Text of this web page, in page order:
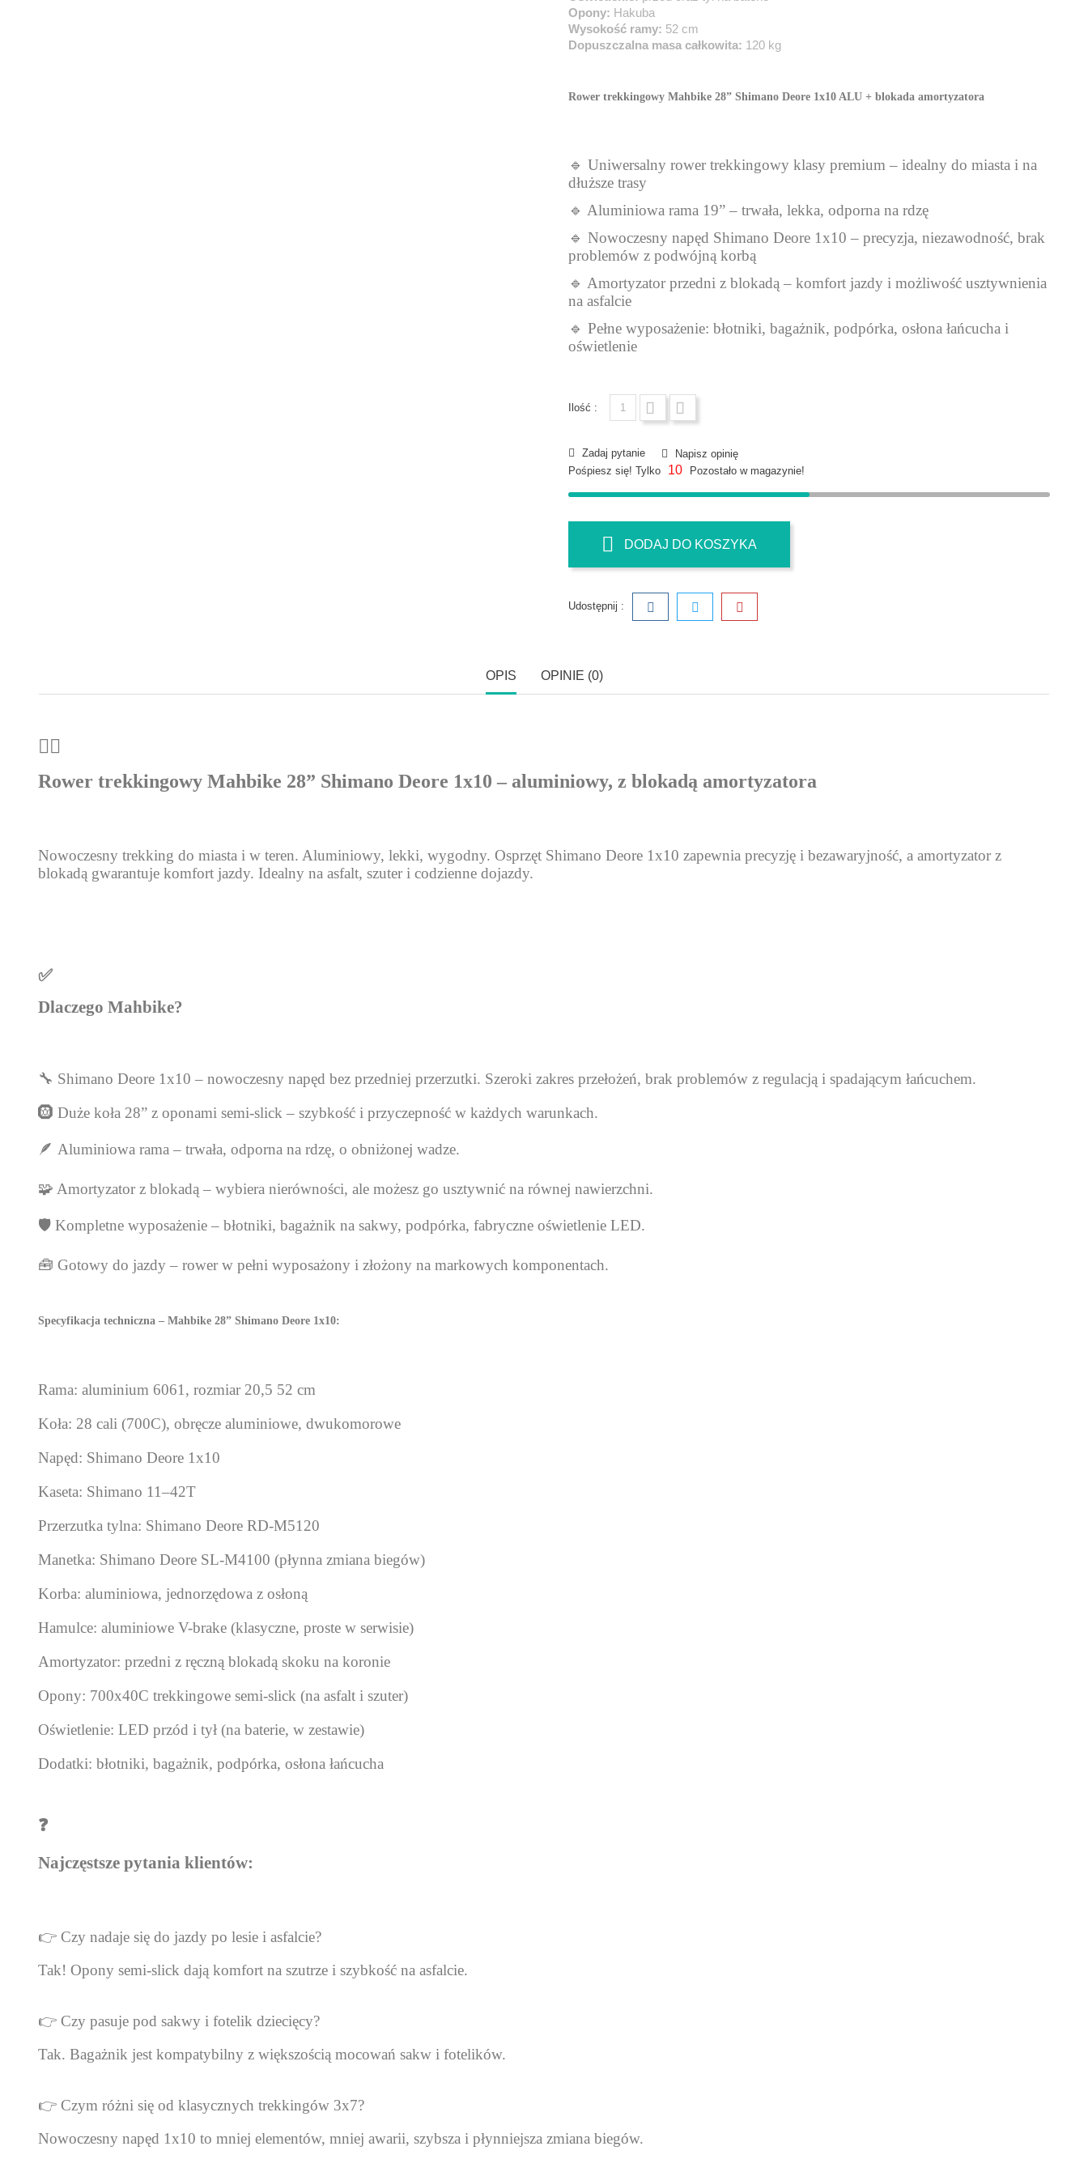
Opony: Hakuba
Wysokość ramy: 52 cm
Dopuszczalna masa całkowita: 120 kg
Rower trekkingowy Mahbike 28” Shimano Deore 1x10 ALU + blokada amortyzatora
🔹 Uniwersalny rower trekkingowy klasy premium – idealny do miasta i na
dłuższe trasy
🔹 Aluminiowa rama 19” – trwała, lekka, odporna na rdzę
🔹 Nowoczesny napęd Shimano Deore 1x10 – precyzja, niezawodność, brak
problemów z podwójną korbą
🔹 Amortyzator przedni z blokadą – komfort jazdy i możliwość usztywnienia
na asfalcie
🔹 Pełne wyposażenie: błotniki, bagażnik, podpórka, osłona łańcucha i
oświetlenie
Ilość :
Zadaj pytanie
Napisz opinię
Pośpiesz się! Tylko
10 Pozostało w magazynie!
DODAJ DO KOSZYKA
Udostępnij :
OPIS OPINIE (0)
🚴‍♂️
Rower trekkingowy Mahbike 28” Shimano Deore 1x10 – aluminiowy, z blokadą amortyzatora
Nowoczesny trekking do miasta i w teren. Aluminiowy, lekki, wygodny. Osprzęt Shimano Deore 1x10 zapewnia precyzję i bezawaryjność, a amortyzator z
blokadą gwarantuje komfort jazdy. Idealny na asfalt, szuter i codzienne dojazdy.
✅
Dlaczego Mahbike?
🔧 Shimano Deore 1x10 – nowoczesny napęd bez przedniej przerzutki. Szeroki zakres przełożeń, brak problemów z regulacją i spadającym łańcuchem.
🛞 Duże koła 28” z oponami semi-slick – szybkość i przyczepność w każdych warunkach.
🪶 Aluminiowa rama – trwała, odporna na rdzę, o obniżonej wadze.
🧩 Amortyzator z blokadą – wybiera nierówności, ale możesz go usztywnić na równej nawierzchni.
🛡️ Kompletne wyposażenie – błotniki, bagażnik na sakwy, podpórka, fabryczne oświetlenie LED.
🧰 Gotowy do jazdy – rower w pełni wyposażony i złożony na markowych komponentach.
Specyfikacja techniczna – Mahbike 28” Shimano Deore 1x10:
Rama: aluminium 6061, rozmiar 20,5 52 cm
Koła: 28 cali (700C), obręcze aluminiowe, dwukomorowe
Napęd: Shimano Deore 1x10
Kaseta: Shimano 11–42T
Przerzutka tylna: Shimano Deore RD-M5120
Manetka: Shimano Deore SL-M4100 (płynna zmiana biegów)
Korba: aluminiowa, jednorzędowa z osłoną
Hamulce: aluminiowe V-brake (klasyczne, proste w serwisie)
Amortyzator: przedni z ręczną blokadą skoku na koronie
Opony: 700x40C trekkingowe semi-slick (na asfalt i szuter)
Oświetlenie: LED przód i tył (na baterie, w zestawie)
Dodatki: błotniki, bagażnik, podpórka, osłona łańcucha
❓
Najczęstsze pytania klientów:
👉 Czy nadaje się do jazdy po lesie i asfalcie?
Tak! Opony semi-slick dają komfort na szutrze i szybkość na asfalcie.
👉 Czy pasuje pod sakwy i fotelik dziecięcy?
Tak. Bagażnik jest kompatybilny z większością mocowań sakw i fotelików.
👉 Czym różni się od klasycznych trekkingów 3x7?
Nowoczesny napęd 1x10 to mniej elementów, mniej awarii, szybsza i płynniejsza zmiana biegów.